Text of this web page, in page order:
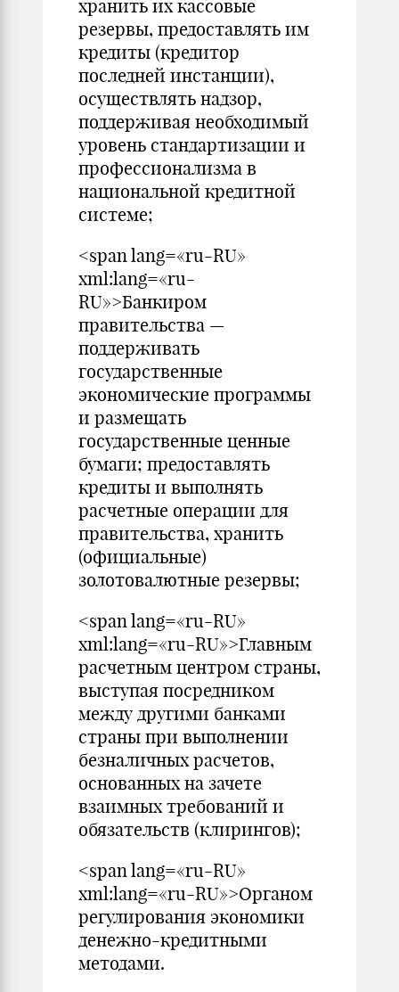
хранить их кассовые
резервы, предоставлять им
кредиты (кредитор
последней инстанции),
осуществлять надзор,
поддерживая необходимый
уровень стандартизации и
профессионализма в
национальной кредитной
системе;
<span lang=«ru-RU»
xml:lang=«ru-
RU»>Банкиром
правительства —
поддерживать
государственные
экономические программы
и размещать
государственные ценные
бумаги; предоставлять
кредиты и выполнять
расчетные операции для
правительства, хранить
(официальные)
золотовалютные резервы;
<span lang=«ru-RU»
xml:lang=«ru-RU»>Главным
расчетным центром страны,
выступая посредником
между другими банками
страны при выполнении
безналичных расчетов,
основанных на зачете
взаимных требований и
обязательств (клирингов);
<span lang=«ru-RU»
xml:lang=«ru-RU»>Органом
регулирования экономики
денежно-кредитными
методами.